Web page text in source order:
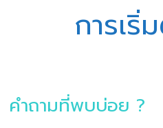
การเ
คำถามที่พบบ่อย ?